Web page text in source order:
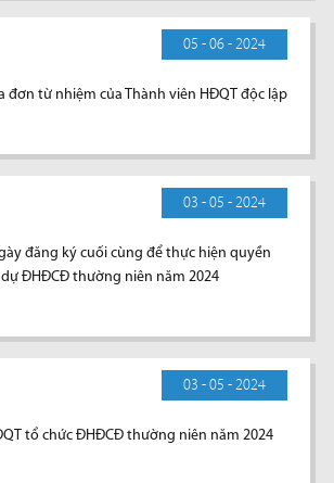
05 - 06 - 2024
đơn từ nhiệm của Thành viên HĐQT độc lập
03 - 05 - 2024
đăng ký cuối cùng để thực hiện quyền
ĐHĐCĐ thường niên năm 2024
03 - 05 - 2024
tổ chức ĐHĐCĐ thường niên năm 2024